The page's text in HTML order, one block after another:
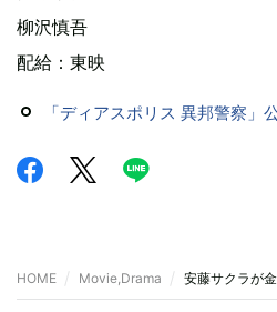
柳沢慎吾
配給：東映
「ディアスポリス 異邦警察」
HOME Movie,Drama 安藤サクラが